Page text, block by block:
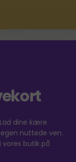
dine kære
nuttede ven.
vores butik på